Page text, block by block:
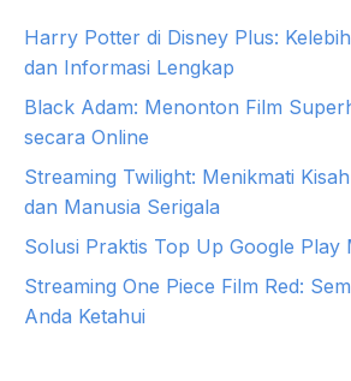
Harry Potter di Disney Plus:
dan Informasi Lengkap
Black Adam: Menonton Film
secara Online
Streaming Twilight: Menikmati
dan Manusia Serigala
Solusi Praktis Top Up Google Play
Streaming One Piece Film Red:
Anda Ketahui